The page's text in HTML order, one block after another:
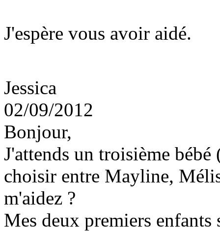
J'espère vous avoir aidé.
Jessica
02/09/2012
Bonjour,
J'attends un troisième
choisir entre Mayline,
m'aidez ?
Mes deux premiers